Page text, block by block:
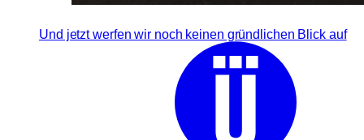
Und jetzt werfen wir noch keinen gründlichen Blick auf